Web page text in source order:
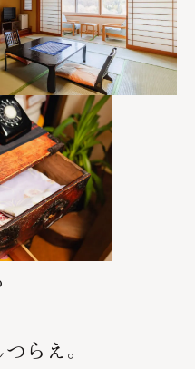
らえ。